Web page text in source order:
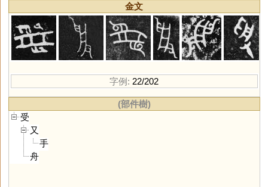
金文
字例: 22/202
(部件樹)
受
又
手
舟